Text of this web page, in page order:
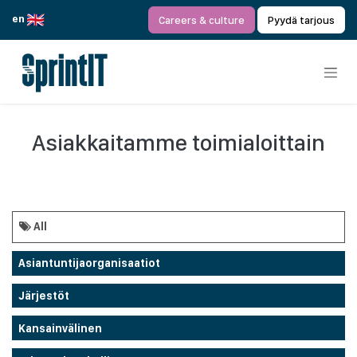
en
Careers & culture Pyydä tarjous
Asiakkaitamme toimialoittain
All
Asiantuntijaorganisaatiot
Järjestöt
Kansainvälinen